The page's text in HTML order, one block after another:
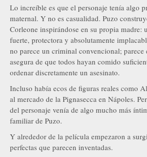
Lo increíble es que el personaje tenía algo
maternal. Y no es casualidad. Puzo
Corleone inspirándose en su propia madre:
fuerte, protectora y absolutamente
no parece un criminal convencional; parece
asegura de que todos hayan comido
ordenar discretamente un asesinato.
Incluso había ecos de figuras reales como
al mercado de la Pignasecca en Nápoles.
del personaje venía de algo mucho más
familiar de Puzo.
Y alrededor de la película empezaron a
perfectas que parecen inventadas.